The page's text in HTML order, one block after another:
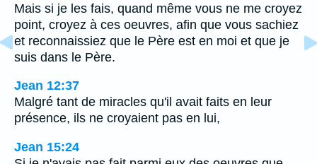
Mais si je les fais, quand même vous ne me croyez
point, croyez à ces oeuvres, afin que vous sachiez
et reconnaissiez que le Père est en moi et que je
suis dans le Père.
Jean 12:37
Malgré tant de miracles qu'il avait faits en leur
présence, ils ne croyaient pas en lui,
Jean 15:24